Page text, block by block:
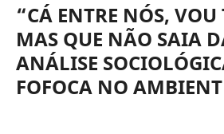
“CÁ ENTRE NÓS, VOU
MAS QUE NÃO SAIA
ANÁLISE
FOFOCA NO